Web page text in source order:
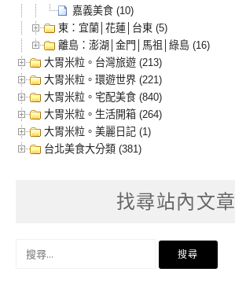
嘉義美食 (10)
東：宜蘭│花蓮│台東 (5)
離島：澎湖│金門│馬祖│綠島 (16)
大胃米粒。台灣旅遊 (213)
大胃米粒。環遊世界 (221)
大胃米粒。宅配美食 (840)
大胃米粒。生活開箱 (264)
大胃米粒。美麗日記 (1)
台北美食大分類 (381)
找尋站內文章